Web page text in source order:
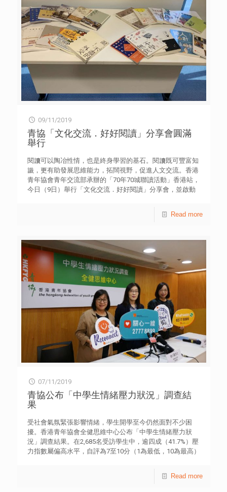
會福利署合辦的「鄰舍第一·uKitchen」，獲超過10間飲食集
團的30位專業廚師，以及李錦記的支持，為110位「鄰舍
隊」青年義工提供8堂專業廚藝培訓，並參觀廚師工作場
所。完成培訓後，他們針對社區的需要，配合不同的節日舉
行探訪活動，與街坊鄰里分享美食。 青年義工布凱狄分享
說，第一次上廚藝課時已割傷手指，幸得義務廚師的指導，
從錯誤中學習，學懂烹調食物的時間控制及工作程序的重
要，讓品嚐美物的鄰舍感到更好味及大飽囗腹。 另一位青
年義工陳錦源感謝廚師的悉心教導，並與其他學員成功為一
群長者設宴，親手製作粟米魚塊、馬蹄蒸肉餅、金華火腿上
湯娃娃菜及薯仔蕃茄湯，他的廚藝知識亦增進不少。黃杰明
很簡單，當自己下廚時才發覺絕不容易。他曾為長者親手製
作炒飯，看到他們吃得開心，自己也很開心。 青協「鄰舍
第一」社區計劃是由青年帶動的社區關懷行動，至今已有逾
3,000名14至35歲青年自發組成100支「鄰舍隊」，分佈全港
各區；未來亦將持續擴充及增長，在各社區以具體服務與行
動推廣訊息。網站 neighbourhoodfirst.hk 提供全港各區最
新資訊，促進鄰舍間的互動聯繫。
09/11/2019
青協「文化交流．好好閱讀」分享會圓滿
舉行
閱讀可以陶冶性情，也是終身學習的基石。閱讀既可豐富知
識，更有助發展思維能力，拓闊視野，促進人文交流。香港
青年協會青年交流部承辦的「70年70城聯讀活動」香港站，
今日（9日）舉行「文化交流．好好閱讀」分享會，並啟動
女士表示，該會每年均出版十本新書，涉及的範疇廣泛，包
動，吸引更多青年以書會友，營造良好的閱讀氛圍，並養成
不斷自學的習慣。黃女士感謝韜奮基金會的支持，讓該會能
夠參與是項饒富意義的文化和慶祝活動。 資深旅遊業專家陳
天恩博士在會上分享其閱讀心得，以及閱讀與他從事旅遊業
和教學的親身經驗。他藉著推介兩本書籍，指旅遊是最好的
教科書，並提出學習可以有多種模式，除了解各地風土人情
和歷史文化，更著重人與人之間的互動交流，甚至促進個人
反思。他亦分享遊歷「一帶一路」沿線一些國家及城市的經
驗，並以北京的先進創科發展和汕頭的機械人大賽等為例，
鼓勵年輕人多到國內城市旅遊體驗，增廣見聞。 近20位參
加者為年齡介乎16至20歲的本地學生。會上推介一系列題材
多元的書單，供參加者選擇細閱，並以漂書形式，日後與更
多青年讀者分享。有青年參加者以外交官李肇星所著的《說
中美關係與兩地人民生活背景不同相關，增加了他對國際和
外交事務的認識。 其中一位選讀《阿濃陪你讀唐詩》的參加
者，表示該書外表很悶；但作者以簡約文字帶出詩句意境，
好像真的陪伴著讀者細閱唐詩，讓她感到津津有味。而另一
位選讀《香港旅俠》的參加者則表示，她居於港島，很少到
新界北區；該書令她發現香港有更多好去處，加深自己對土
生土長地方的認識。 今年是中華人民共和國成立70周年，
在韜奮基金會讀聯會的指導下，全國展開「文化行走，閱讀
Read more
07/11/2019
青協公布「中學生情緒壓力狀況」調查結
果
受社會氣氛緊張影響情緒，學生開學至今仍然面對不少困
擾。香港青年協會全健思維中心公布「中學生情緒壓力狀
況」調查結果。在2,685名受訪學生中，逾四成（41.7%）壓
力指數屬偏高水平，自評為7至10分（1為最低，10為最高）
［表四］。 青協全健思維中心於今年9月至10月期間，以
Read more